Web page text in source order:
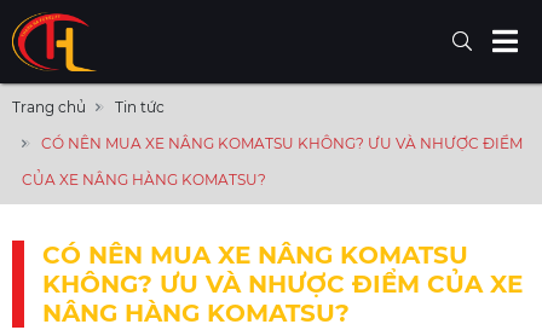
Trang chủ
Tin tức
CÓ NÊN MUA XE NÂNG KOMATSU KHÔNG? ƯU VÀ NHƯỢC ĐIỂM
CỦA XE NÂNG HÀNG KOMATSU?
CÓ NÊN MUA XE NÂNG KOMATSU
KHÔNG? ƯU VÀ NHƯỢC ĐIỂM CỦA XE
NÂNG HÀNG KOMATSU?